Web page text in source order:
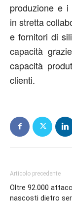
produzione e i
in stretta
e fornitori di
capacità
capacità
clienti.
Articolo precedente
Oltre 92.000
nascosti dietro